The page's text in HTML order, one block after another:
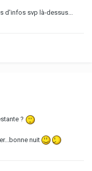
d'infos svp là-dessus...
?
nuit